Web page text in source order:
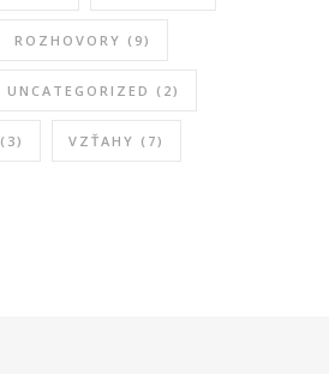
ROZHOVORY (9)
UNCATEGORIZED (2)
(3) VZŤAHY (7)